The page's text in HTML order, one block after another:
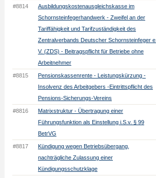
#8814
Ausbildungskostenausgleichskasse im
Schornsteinfegerhandwerk - Zweifel an der
Tariffähigkeit und Tarifzuständigkeit des
Zentralverbands Deutscher Schornsteinfeger e.
V. (ZDS) - Beitragspflicht für Betriebe ohne
Arbeitnehmer
#8815
Pensionskassenrente - Leistungskürzung -
Insolvenz des Arbeitgebers -Eintrittspflicht des
Pensions-Sicherungs-Vereins
#8816
Matrixstruktur - Übertragung einer
Führungsfunktion als Einstellung i.S.v. § 99
BetrVG
#8817
Kündigung wegen Betriebsübergang,
nachträgliche Zulassung einer
Kündigungsschutzklage